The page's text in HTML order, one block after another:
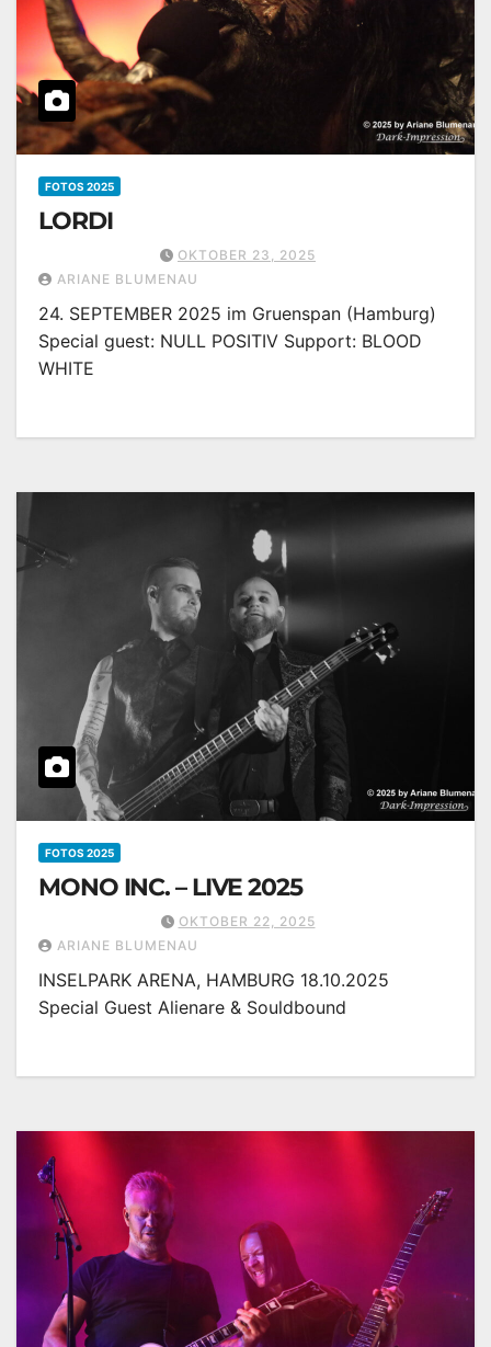
FOTOS 2025
LORDI
OKTOBER 23, 2025
ARIANE BLUMENAU
24. SEPTEMBER 2025 im Gruenspan (Hamburg)
Special guest: NULL POSITIV Support: BLOOD
WHITE
FOTOS 2025
MONO INC. – LIVE 2025
OKTOBER 22, 2025
ARIANE BLUMENAU
INSELPARK ARENA, HAMBURG 18.10.2025
Special Guest Alienare & Souldbound